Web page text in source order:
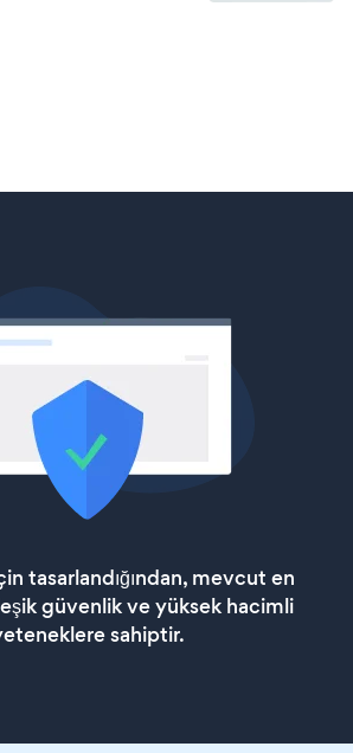
tasarlandığından, mevcut en
güvenlik ve yüksek hacimli
sahiptir.